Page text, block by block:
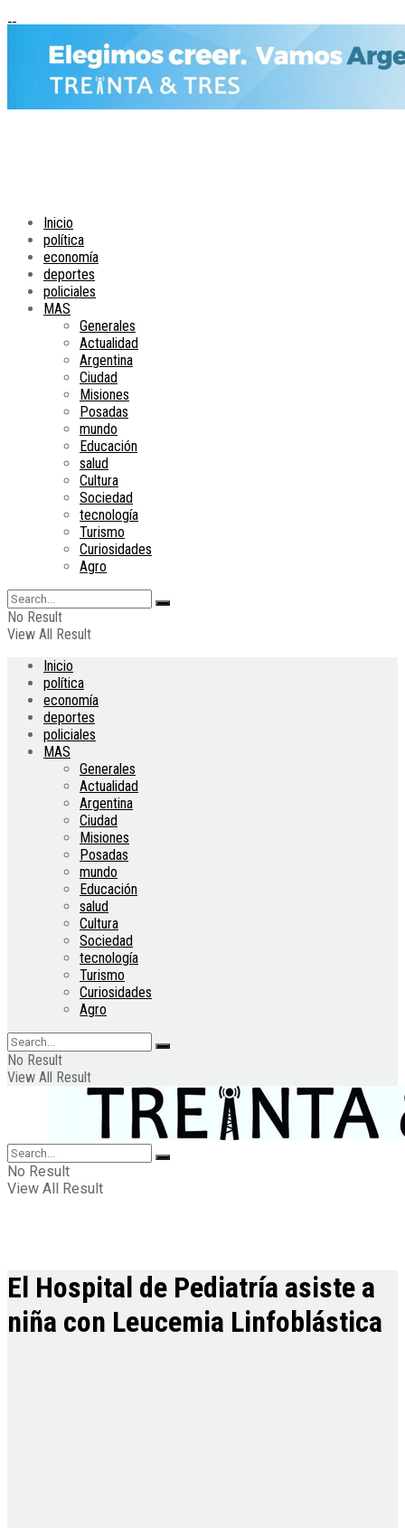
Inicio
política
economía
deportes
policiales
MAS
Generales
Actualidad
Argentina
Ciudad
Misiones
Posadas
mundo
Educación
salud
Cultura
Sociedad
tecnología
Turismo
Curiosidades
Agro
No Result
View All Result
Inicio
política
economía
deportes
policiales
MAS
Generales
Actualidad
Argentina
Ciudad
Misiones
Posadas
mundo
Educación
salud
Cultura
Sociedad
tecnología
Turismo
Curiosidades
Agro
No Result
View All Result
No Result
View All Result
El Hospital de Pediatría asiste a
niña con Leucemia Linfoblástica